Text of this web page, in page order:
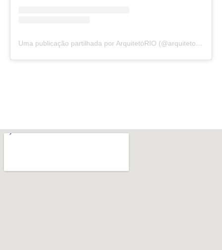
Uma publicação partilhada por ArquitetóRIO (@arquitetoriodejaneiro)